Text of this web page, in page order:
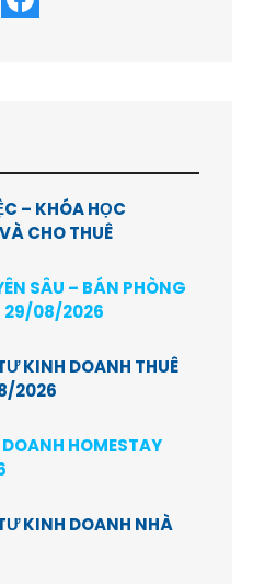
– KHÓA HỌC
CHO THUÊ
SÂU – BÁN PHÒNG
29/08/2026
KINH DOANH THUÊ
2026
HOMESTAY
KINH DOANH NHÀ